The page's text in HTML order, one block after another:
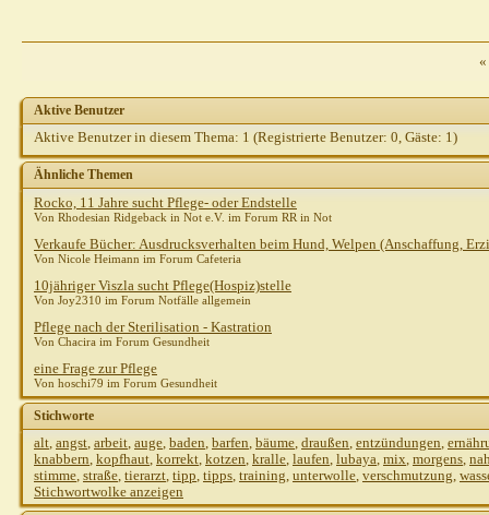
shirotoraAW: Pflege25.10.2010,16:13
shetaniAW: Pflege25.10.2010,17:06
Katharina HFAW: Pflege25.10.2010,17:36
HeinsAW: Pflege25.10.2010,15:06
Gast
GastAW: Pflege25.10.2010,16:20
Sibilla Teichert AW: Pflege
«
Aktive Benutzer
Aktive Benutzer in diesem Thema: 1 (Registrierte Benutzer: 0, Gäste: 1)
Ähnliche Themen
Rocko, 11 Jahre sucht Pflege- oder Endstelle
Von Rhodesian Ridgeback in Not e.V. im Forum RR in Not
Verkaufe Bücher: Ausdrucksverhalten beim Hund, Welpen (Anschaffung,
Von Nicole Heimann im Forum Cafeteria
10jähriger Viszla sucht Pflege(Hospiz)stelle
Von Joy2310 im Forum Notfälle allgemein
Pflege nach der Sterilisation - Kastration
Von Chacira im Forum Gesundheit
eine Frage zur Pflege
Von hoschi79 im Forum Gesundheit
Stichworte
alt, angst, arbeit, auge, baden, barfen, bäume, draußen, entzündungen,
knabbern, kopfhaut, korrekt, kotzen, kralle, laufen, lubaya, mix, morgens,
stimme, straße, tierarzt, tipp, tipps, training, unterwolle, verschmutzung,
Stichwortwolke anzeigen